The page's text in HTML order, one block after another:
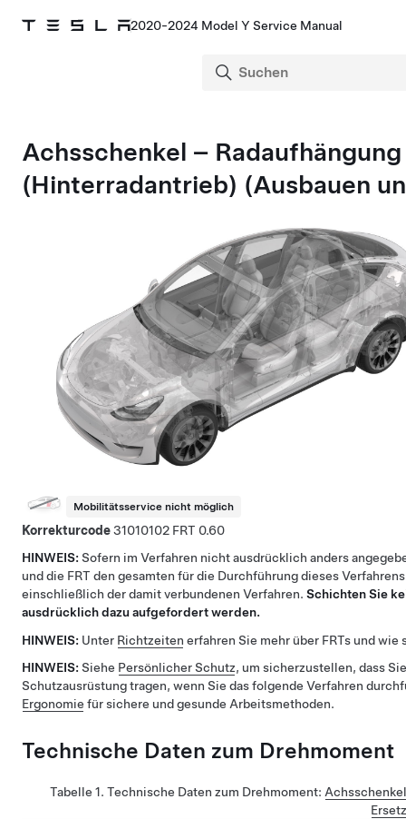
2020-2024 Model Y Service Manual
Achsschenkel –
(Hinterradantrieb) (Ausbauen
Mobilitätsservice nicht möglich
Korrekturcode31010102
0.60
HINWEIS: Sofern im Verfahren nicht ausdrücklich anders
und die FRT den gesamten für die Durchführung dieses
einschließlich der damit verbundenen Verfahren. Schichten Sie
ausdrücklich dazu aufgefordert werden.
HINWEIS: Unter Richtzeiten erfahren Sie mehr über FRTs und
HINWEIS: Siehe Persönlicher Schutz, um sicherzustellen, dass
Schutzausrüstung tragen, wenn Sie das folgende Verfahren
Ergonomie für sichere und gesunde Arbeitsmethoden.
Technische Daten zum Drehmoment
Tabelle 1. Technische Daten zum Drehmoment: